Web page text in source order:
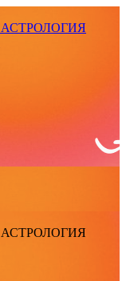
АСТРОЛОГИЯ
АСТРОЛОГИЯ